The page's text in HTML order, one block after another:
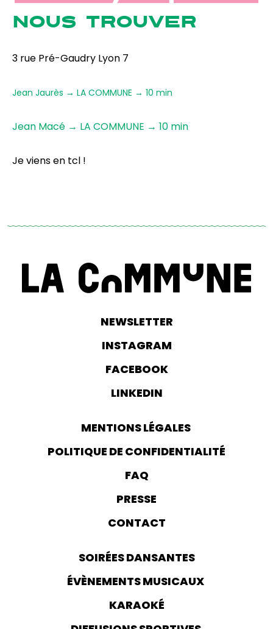
NOUS TROUVER
3 rue Pré-Gaudry Lyon 7
Jean Jaurès → LA COMMUNE → 10 min
Jean Macé → LA COMMUNE → 10 min
Je viens en tcl !
NEWSLETTER
INSTAGRAM
FACEBOOK
LINKEDIN
MENTIONS LÉGALES
POLITIQUE DE CONFIDENTIALITÉ
FAQ
PRESSE
CONTACT
SOIRÉES DANSANTES
ÉVÈNEMENTS MUSICAUX
KARAOKÉ